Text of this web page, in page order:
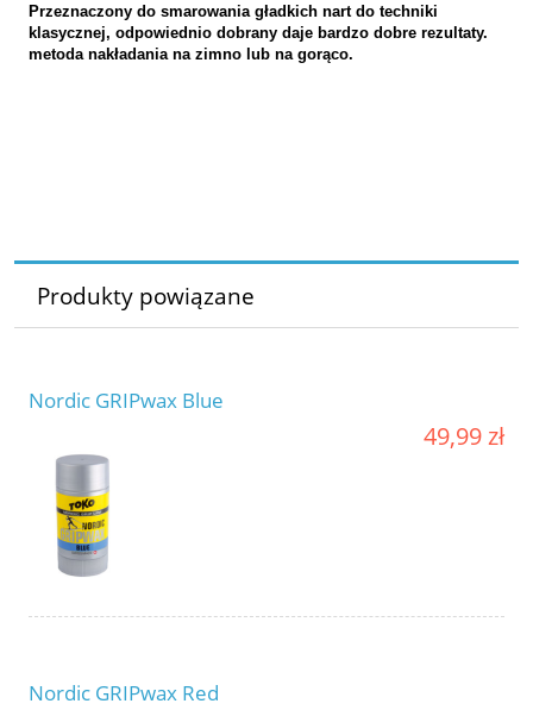
Przeznaczony do smarowania gładkich nart do techniki
klasycznej, odpowiednio dobrany daje bardzo dobre rezultaty.
metoda nakładania na zimno lub na gorąco.
Produkty powiązane
Nordic GRIPwax Blue
49,99 zł
Nordic GRIPwax Red